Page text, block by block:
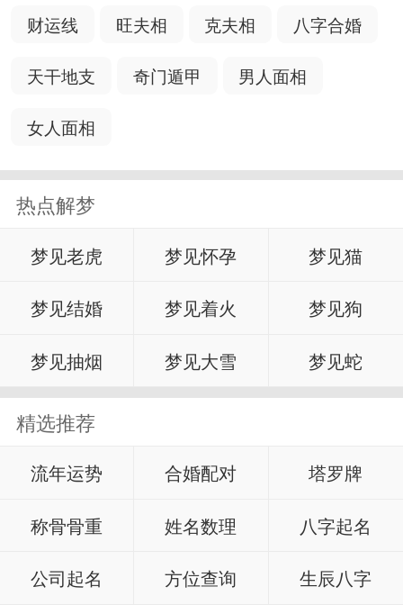
解》
梦见金子的案例解析
网友梦境
分一样大的.又很圆的黄金，白银，和玻璃
球，我和弟弟只拿了黄金白银，总共四五
十粒，请朋友们帮忙解一下，多谢了。
解梦解析：宝藏的梦，是财富的象征。
到的财富。
财运线 旺夫相 克夫相 八字合婚
天干地支 奇门遁甲 男人面相
女人面相
热点解梦
梦见老虎 梦见怀孕 梦见猫
梦见结婚 梦见着火 梦见狗
梦见抽烟 梦见大雪 梦见蛇
精选推荐
流年运势 合婚配对 塔罗牌
称骨骨重 姓名数理 八字起名
公司起名 方位查询 生辰八字